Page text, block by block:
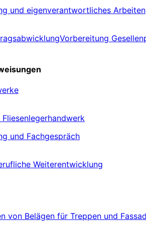
und eigenverantwortliches Arbeiten
Vorbereitung
und Fachgespräch
Weiterentwicklung
von Belägen für Treppen und